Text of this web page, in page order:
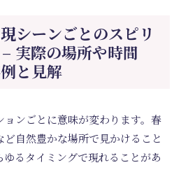
シーンごとのスピリ
実際の場所や時間
と見解
ンごとに意味が変わります。春
自然豊かな場所で見かけること
るタイミングで現れることがあ